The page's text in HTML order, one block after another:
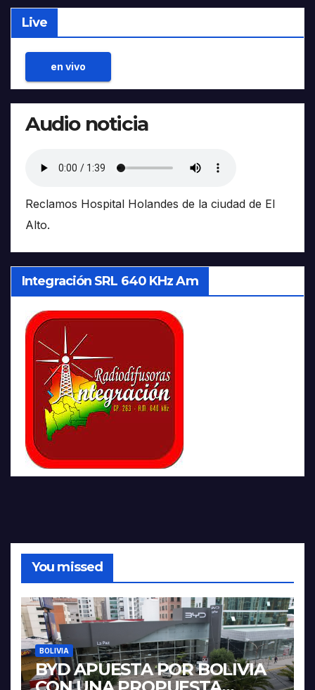
Live
en vivo
Audio noticia
Reclamos Hospital Holandes de la ciudad de El
Alto.
Integración SRL 640 KHz Am
You missed
BOLIVIA
BYD APUESTA POR BOLIVIA